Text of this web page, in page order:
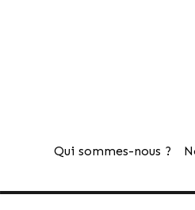
Qui sommes-nous ?